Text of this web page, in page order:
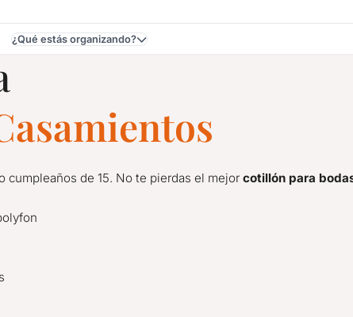
¿Qué estás organizando?
cumpleaños de 15. No te pierdas el mejor cotillón para